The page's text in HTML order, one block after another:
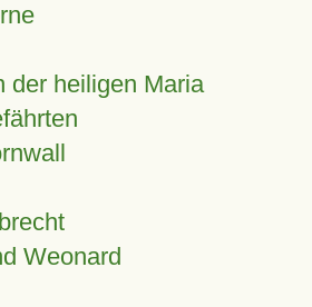
der heiligen Maria
Weonard